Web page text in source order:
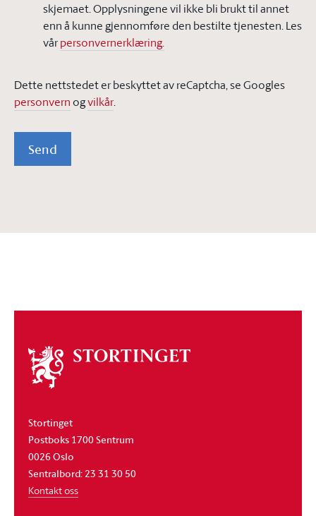
skjemaet. Opplysningene vil ikke bli brukt til annet
enn å kunne gjennomføre den bestilte tjenesten. Les
vårpersonvernerklæring.
Dette nettstedet er beskyttet av reCaptcha, se Googles
personvern ogvilkår.
Send
Om
stortinget
Stortinget
Postboks 1700 Sentrum
0026 Oslo
Sentralbord: 23 31 30 50
Kontakt oss